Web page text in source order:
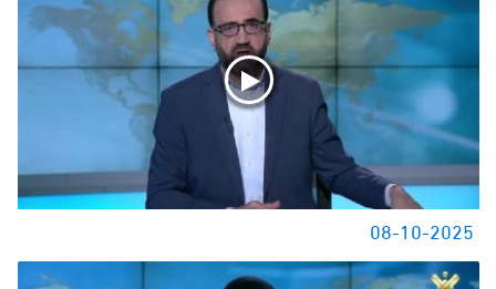
08-10-2025